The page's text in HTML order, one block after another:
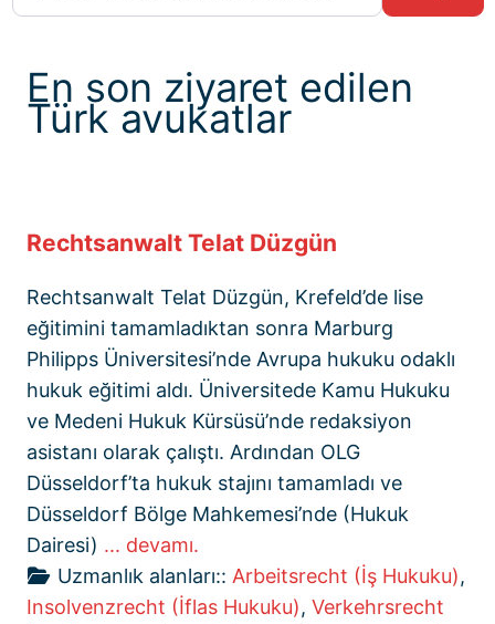
En son ziyaret edilen
Türk avukatlar
Rechtsanwalt Telat Düzgün
Rechtsanwalt Telat Düzgün, Krefeld’de lise
eğitimini tamamladıktan sonra Marburg
Philipps Üniversitesi’nde Avrupa hukuku odaklı
hukuk eğitimi aldı. Üniversitede Kamu Hukuku
ve Medeni Hukuk Kürsüsü’nde redaksiyon
asistanı olarak çalıştı. Ardından OLG
Düsseldorf’ta hukuk stajını tamamladı ve
Düsseldorf Bölge Mahkemesi’nde (Hukuk
Dairesi) ... devamı.
Uzmanlık alanları:: Arbeitsrecht (İş Hukuku),
Insolvenzrecht (İflas Hukuku), Verkehrsrecht